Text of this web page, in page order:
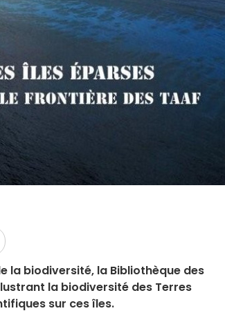
la biodiversité, la Bibliothèque des
la biodiversité des Terres
sur ces îles.